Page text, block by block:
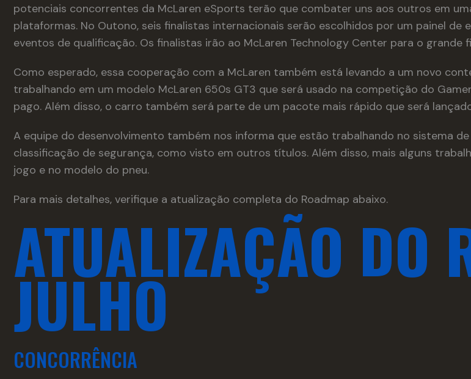
potenciais concorrentes da McLaren eSports terão que combater uns aos outros em
plataformas. No Outono, seis finalistas internacionais serão escolhidos por um painel
eventos de qualificação. Os finalistas irão ao McLaren Technology Center para o grande
Como esperado, essa cooperação com a McLaren também está levando a um novo
trabalhando em um modelo McLaren 650s GT3 que será usado na competição do
pago. Além disso, o carro também será parte de um pacote mais rápido que será
A equipe do desenvolvimento também nos informa que estão trabalhando no sistema
classificação de segurança, como visto em outros títulos. Além disso, mais alguns
jogo e no modelo do pneu.
Para mais detalhes, verifique a atualização completa do Roadmap abaixo.
ATUALIZAÇÃO DO
JULHO
CONCORRÊNCIA